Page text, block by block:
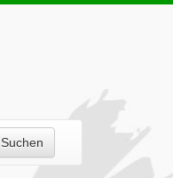
Suchen